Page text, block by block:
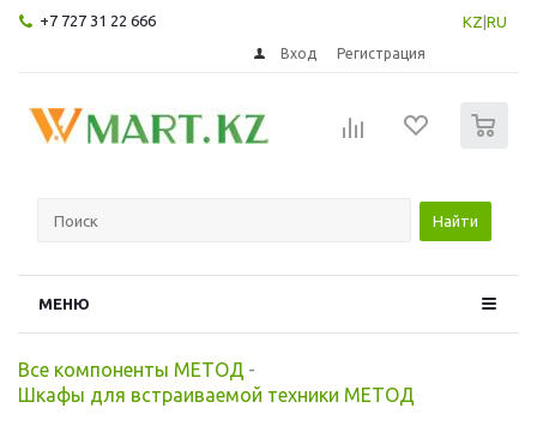
+7 727 31 22 666 KZ RU
Вход Регистрация
Найти
МЕНЮ
Все компоненты МЕТОД -
Шкафы для встраиваемой техники МЕТОД